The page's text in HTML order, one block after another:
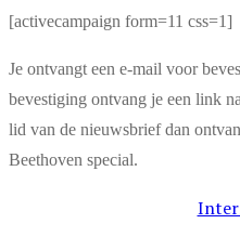
[activecampaign form=11 css=1]
Je ontvangt een e-mail voor
bevestiging ontvang je een link
lid van de nieuwsbrief dan
Beethoven special.